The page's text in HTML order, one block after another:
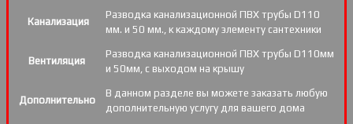
Канализация
Разводка канализационной ПВХ трубы D110
мм. и 50 мм., к каждому элементу сантехники
Вентиляция
Разводка канализационной ПВХ трубы D110мм
и 50мм, с выходом на крышу
Дополнительно
В данном разделе вы можете заказать любую
дополнительную услугу для вашего дома